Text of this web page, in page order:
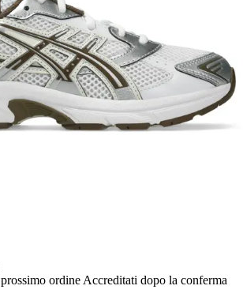
ordine Accreditati dopo la conferma